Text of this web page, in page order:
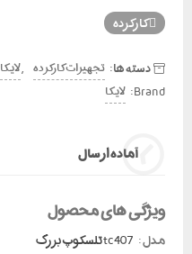
کارکرده
دسته ها: تجهیزات کارکرده ,لایکا
Brand: لایکا
آماده ارسال
ویژگی های محصول
مدل :